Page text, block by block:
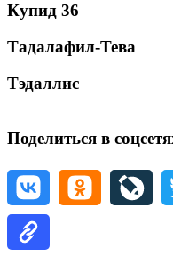
Купид 36
Тадалафил-Тева
Тэдаллис
Поделиться в